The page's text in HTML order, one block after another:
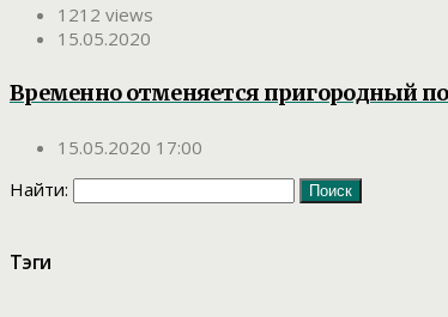
1212 views
15.05.2020
Временно отменяется пригородный
15.05.2020 17:00
Найти:
Тэги